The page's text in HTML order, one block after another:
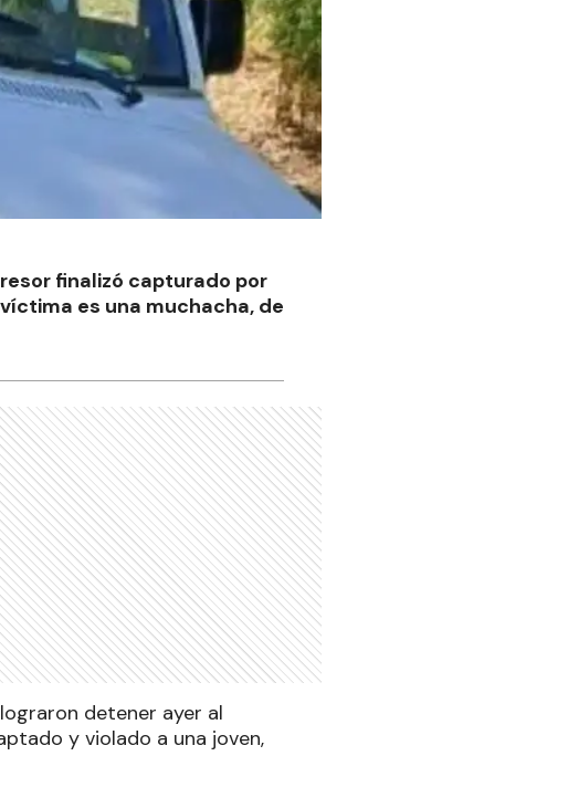
finalizó capturado por
es una muchacha, de
detener ayer al
y violado a una joven,